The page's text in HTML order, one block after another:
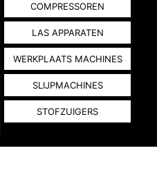
COMPRESSOREN
LAS APPARATEN
WERKPLAATS MACHINES
SLIJPMACHINES
STOFZUIGERS